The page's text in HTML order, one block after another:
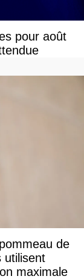
pour août
de
utilisent
maximale